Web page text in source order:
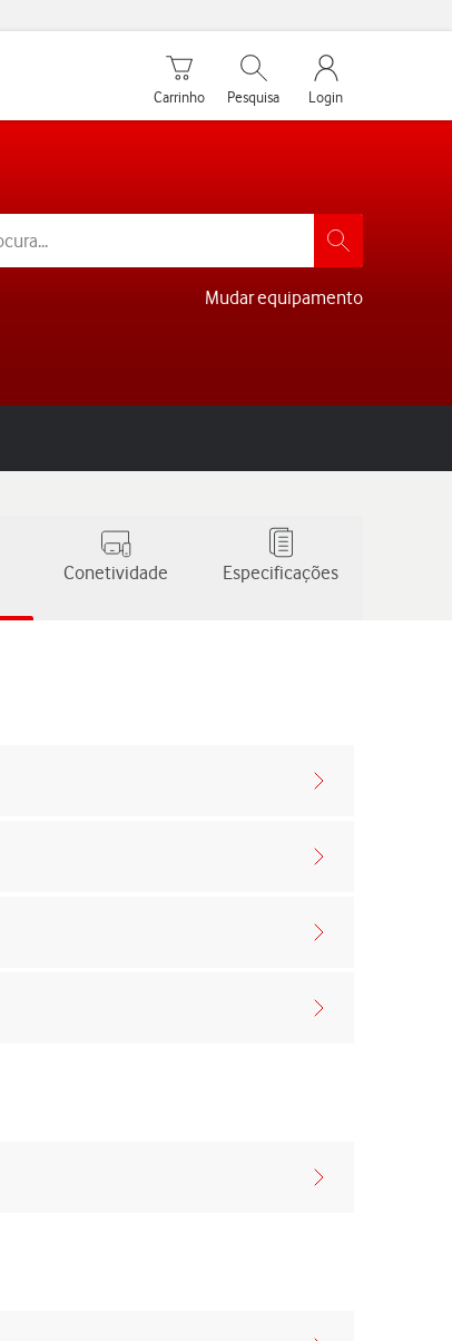
Carrinho de compras
Carrinho
Pesquisar
Pesquisa
My Vodafone
Login
Mudar equipamento
Conetividade Especificações